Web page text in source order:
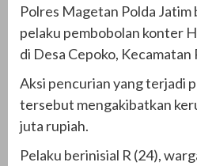
Polres Magetan Polda Jatim
pelaku pembobolan konter
di Desa Cepoko,
Aksi pencurian yang terjadi
tersebut mengakibatkan
juta rupiah.
Pelaku berinisial R (24),